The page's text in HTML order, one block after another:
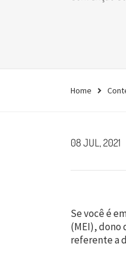
Home
08 JUL, 2021
Se você é
(MEI), dono
referente a